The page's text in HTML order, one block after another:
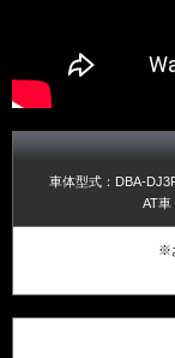
車体型式：DBA-
AT車
※